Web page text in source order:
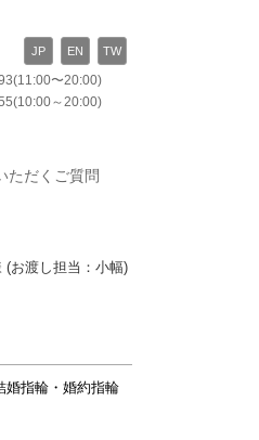
(11:00〜20:00)
(10:00～20:00)
JP EN TW
ただくご質問
お渡し担当：小幅)
婚指輪・婚約指輪